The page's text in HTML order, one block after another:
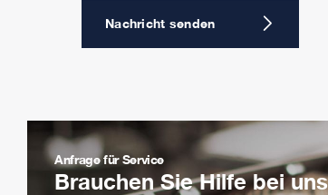
Nachricht senden
Anfrage für Service
Brauchen Sie Hilfe bei